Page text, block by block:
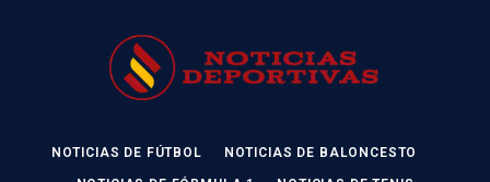
NOTICIAS DE FÚTBOL NOTICIAS DE BALONCESTO